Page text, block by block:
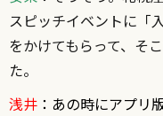
スピッチイベントに「
をかけてもらって、そ
た。
浅井 ：あの時にアプリ